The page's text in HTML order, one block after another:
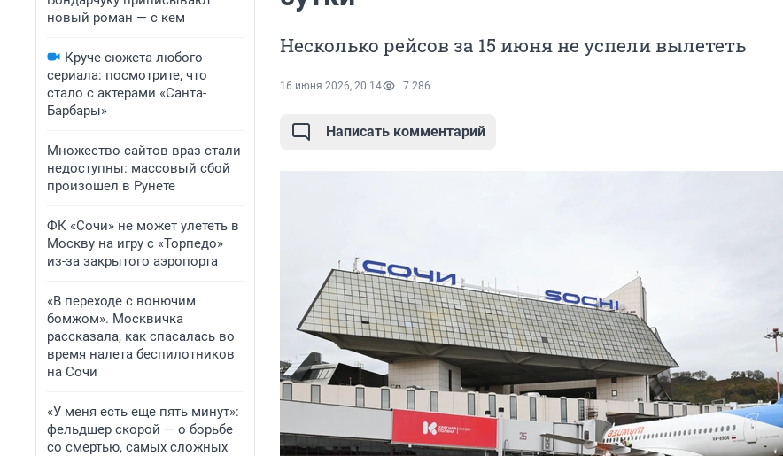
новый роман — с кем
Круче сюжета любого
сериала: посмотрите, что
стало с актерами «Санта-
Барбары»
Множество сайтов враз стали
недоступны: массовый сбой
произошел в Рунете
ФК «Сочи» не может улететь в
Москву на игру с «Торпедо»
из-за закрытого аэропорта
«В переходе с вонючим
бомжом». Москвичка
рассказала, как спасалась во
время налета беспилотников
на Сочи
«У меня есть еще пять минут»:
фельдшер скорой — о борьбе
со смертью, самых сложных
Несколько рейсов за 15 июня не успели вылететь
16 июня 2026, 20:14 7 286
Написать комментарий